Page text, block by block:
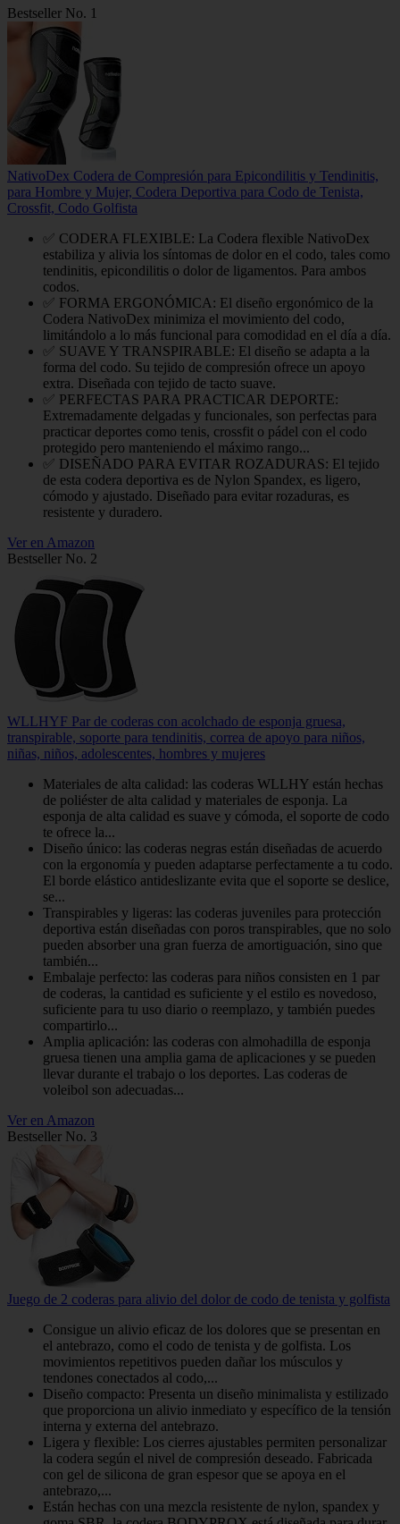
Bestseller No. 1
NativoDex Codera de Compresión para Epicondilitis y Tendinitis,
para Hombre y Mujer, Codera Deportiva para Codo de Tenista,
Crossfit, Codo Golfista
✅ CODERA FLEXIBLE: La Codera flexible NativoDex
estabiliza y alivia los síntomas de dolor en el codo, tales como
tendinitis, epicondilitis o dolor de ligamentos. Para ambos
codos.
✅ FORMA ERGONÓMICA: El diseño ergonómico de la
Codera NativoDex minimiza el movimiento del codo,
limitándolo a lo más funcional para comodidad en el día a día.
✅ SUAVE Y TRANSPIRABLE: El diseño se adapta a la
forma del codo. Su tejido de compresión ofrece un apoyo
extra. Diseñada con tejido de tacto suave.
✅ PERFECTAS PARA PRACTICAR DEPORTE:
Extremadamente delgadas y funcionales, son perfectas para
practicar deportes como tenis, crossfit o pádel con el codo
protegido pero manteniendo el máximo rango...
✅ DISEÑADO PARA EVITAR ROZADURAS: El tejido
de esta codera deportiva es de Nylon Spandex, es ligero,
cómodo y ajustado. Diseñado para evitar rozaduras, es
resistente y duradero.
Ver en Amazon
Bestseller No. 2
WLLHYF Par de coderas con acolchado de esponja gruesa,
transpirable, soporte para tendinitis, correa de apoyo para niños,
niñas, niños, adolescentes, hombres y mujeres
Materiales de alta calidad: las coderas WLLHY están hechas
de poliéster de alta calidad y materiales de esponja. La
esponja de alta calidad es suave y cómoda, el soporte de codo
te ofrece la...
Diseño único: las coderas negras están diseñadas de acuerdo
con la ergonomía y pueden adaptarse perfectamente a tu codo.
El borde elástico antideslizante evita que el soporte se deslice,
se...
Transpirables y ligeras: las coderas juveniles para protección
deportiva están diseñadas con poros transpirables, que no solo
pueden absorber una gran fuerza de amortiguación, sino que
también...
Embalaje perfecto: las coderas para niños consisten en 1 par
de coderas, la cantidad es suficiente y el estilo es novedoso,
suficiente para tu uso diario o reemplazo, y también puedes
compartirlo...
Amplia aplicación: las coderas con almohadilla de esponja
gruesa tienen una amplia gama de aplicaciones y se pueden
llevar durante el trabajo o los deportes. Las coderas de
voleibol son adecuadas...
Ver en Amazon
Bestseller No. 3
Juego de 2 coderas para alivio del dolor de codo de tenista y golfista
Consigue un alivio eficaz de los dolores que se presentan en
el antebrazo, como el codo de tenista y de golfista. Los
movimientos repetitivos pueden dañar los músculos y
tendones conectados al codo,...
Diseño compacto: Presenta un diseño minimalista y estilizado
que proporciona un alivio inmediato y específico de la tensión
interna y externa del antebrazo.
Ligera y flexible: Los cierres ajustables permiten personalizar
la codera según el nivel de compresión deseado. Fabricada
con gel de silicona de gran espesor que se apoya en el
antebrazo,...
Están hechas con una mezcla resistente de nylon, spandex y